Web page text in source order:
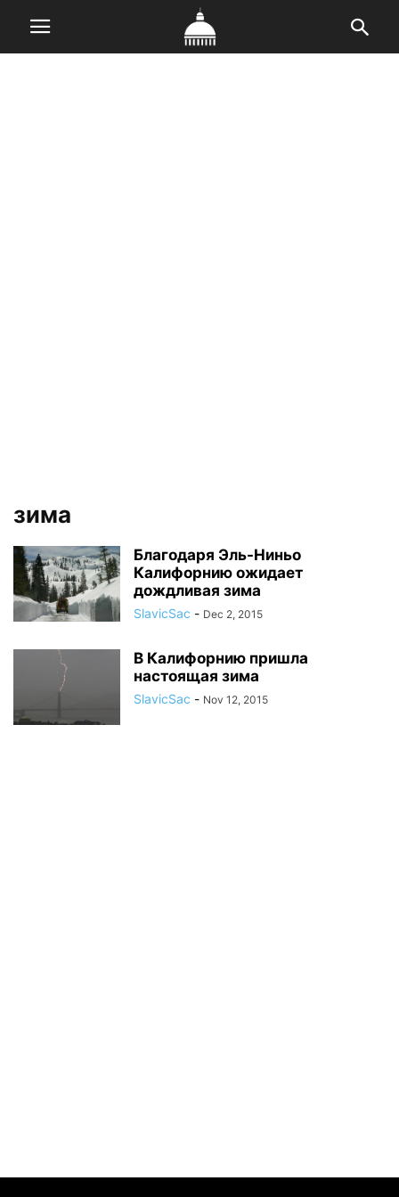
зима
Благодаря Эль-Ниньо
Калифорнию ожидает
дождливая зима
SlavicSac - Dec 2, 2015
В Калифорнию пришла
настоящая зима
SlavicSac - Nov 12, 2015